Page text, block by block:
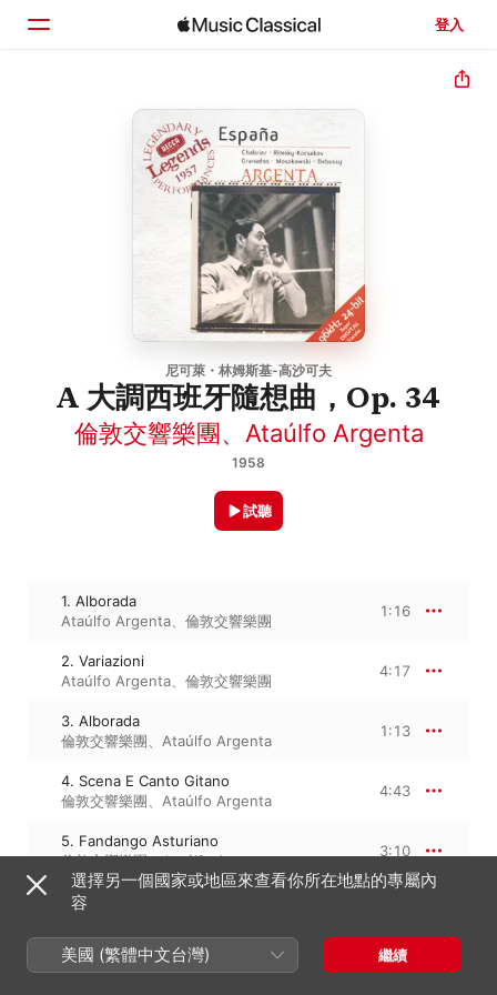
登入
尼可萊・林姆斯基-高沙可夫
A 大調西班牙隨想曲，Op. 34
倫敦交響樂團、 Ataúlfo Argenta
1958
試聽
1. Alborada
Ataúlfo Argenta
倫敦交響樂團
1:16
2. Variazioni
Ataúlfo Argenta
倫敦交響樂團
4:17
3. Alborada
倫敦交響樂團
Ataúlfo Argenta
1:13
4. Scena E Canto Gitano
倫敦交響樂團
Ataúlfo Argenta
4:43
5. Fandango Asturiano
倫敦交響樂團、Ataúlfo Argenta
3:10
1958年1月1日
5 首曲目・14 分鐘
℗ This Compilation 1958 Decca Music Group Limited
選擇另一個國家或地區來查看你所在地點的專屬內
容
美國 (繁體中文台灣) 繼續